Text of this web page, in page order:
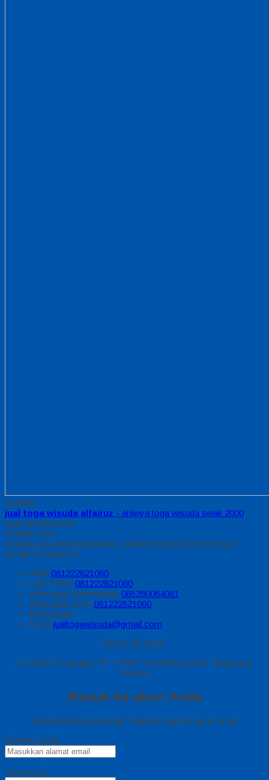
Sidebar
jual toga wisuda alfairuz - ahlinya toga wisuda sejak 2000
toga wisuda juara
Kontak Kami
Apabila ada yang ditanyakan, silahkan hubungi kami melalui
kontak di bawah ini.
SMS 081222821060
Call Center 081222821060
Whatsapp Pemesanan 085280084081
Whatsapp Syifa 081222821060
Messenger
Email jualtogawisuda@gmail.com
08.00 s/d 20.00
Jl Letda D Suprapto RT 3 RW 5 Gerendeng Kota Tangerang
Banten
Masuk ke akun Anda
Selamat datang kembali, silahkan login ke akun Anda.
Alamat Email
Password